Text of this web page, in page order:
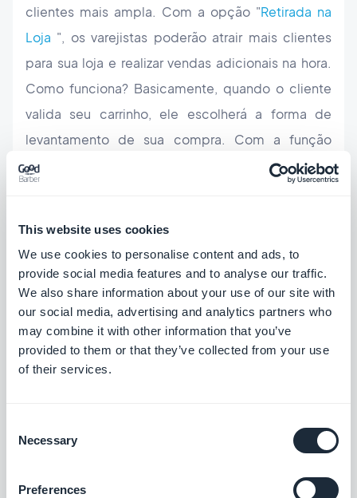
This website uses cookies
We use cookies to personalise content and ads, to
provide social media features and to analyse our traffic.
We also share information about your use of our site with
our social media, advertising and analytics partners who
may combine it with other information that you’ve
provided to them or that they’ve collected from your use
of their services.
Selection
Necessary
Preferences
clientes mais ampla. Com a opção "Retirada na
Loja ", os varejistas poderão atrair mais clientes
para sua loja e realizar vendas adicionais na hora.
Como funciona? Basicamente, quando o cliente
valida seu carrinho, ele escolherá a forma de
levantamento de sua compra. Com a função
“Retirada na Loja”, eles poderão decidir se vão
preferidos, na sua loja preferida, a partir do seu
celular... e recolher as suas compras no momento
certo!
Localizador de Loja